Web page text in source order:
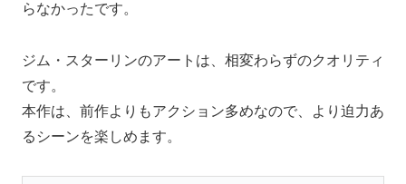
らなかったです。
ジム・スターリンのアートは、相変わらずのクオリティ
です。
本作は、前作よりもアクション多めなので、より迫力あ
るシーンを楽しめます。